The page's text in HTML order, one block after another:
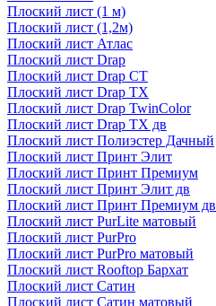
Плоский лист (1 м)
Плоский лист (1,2м)
Плоский лист Атлас
Плоский лист Drap
Плоский лист Drap СТ
Плоский лист Drap TX
Плоский лист Drap TwinColor
Плоский лист Drap ТХ дв
Плоский лист Полиэстер Дачный
Плоский лист Принт Элит
Плоский лист Принт Премиум
Плоский лист Принт Элит дв
Плоский лист Принт Премиум дв
Плоский лист PurLite матовый
Плоский лист PurPro
Плоский лист PurPro матовый
Плоский лист Rooftop Бархат
Плоский лист Сатин
Плоский лист Сатин матовый